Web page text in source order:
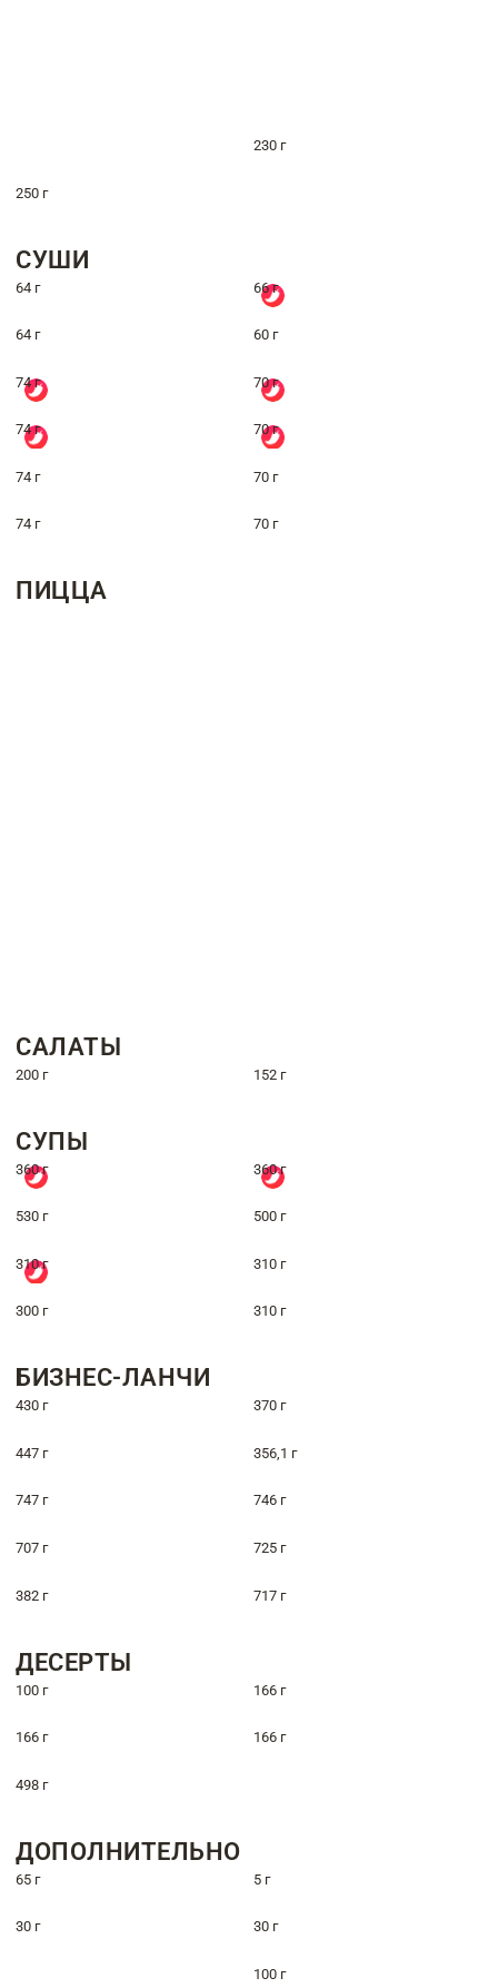
230 г
250 г
СУШИ
64 г 66 г
64 г 60 г
74 г 70 г
74 г 70 г
74 г 70 г
74 г 70 г
ПИЦЦА
САЛАТЫ
200 г 152 г
СУПЫ
360 г 360 г
530 г 500 г
310 г 310 г
300 г 310 г
БИЗНЕС-ЛАНЧИ
430 г 370 г
447 г 356,1 г
747 г 746 г
707 г 725 г
382 г 717 г
ДЕСЕРТЫ
100 г 166 г
166 г 166 г
498 г
ДОПОЛНИТЕЛЬНО
65 г 5 г
30 г 30 г
100 г